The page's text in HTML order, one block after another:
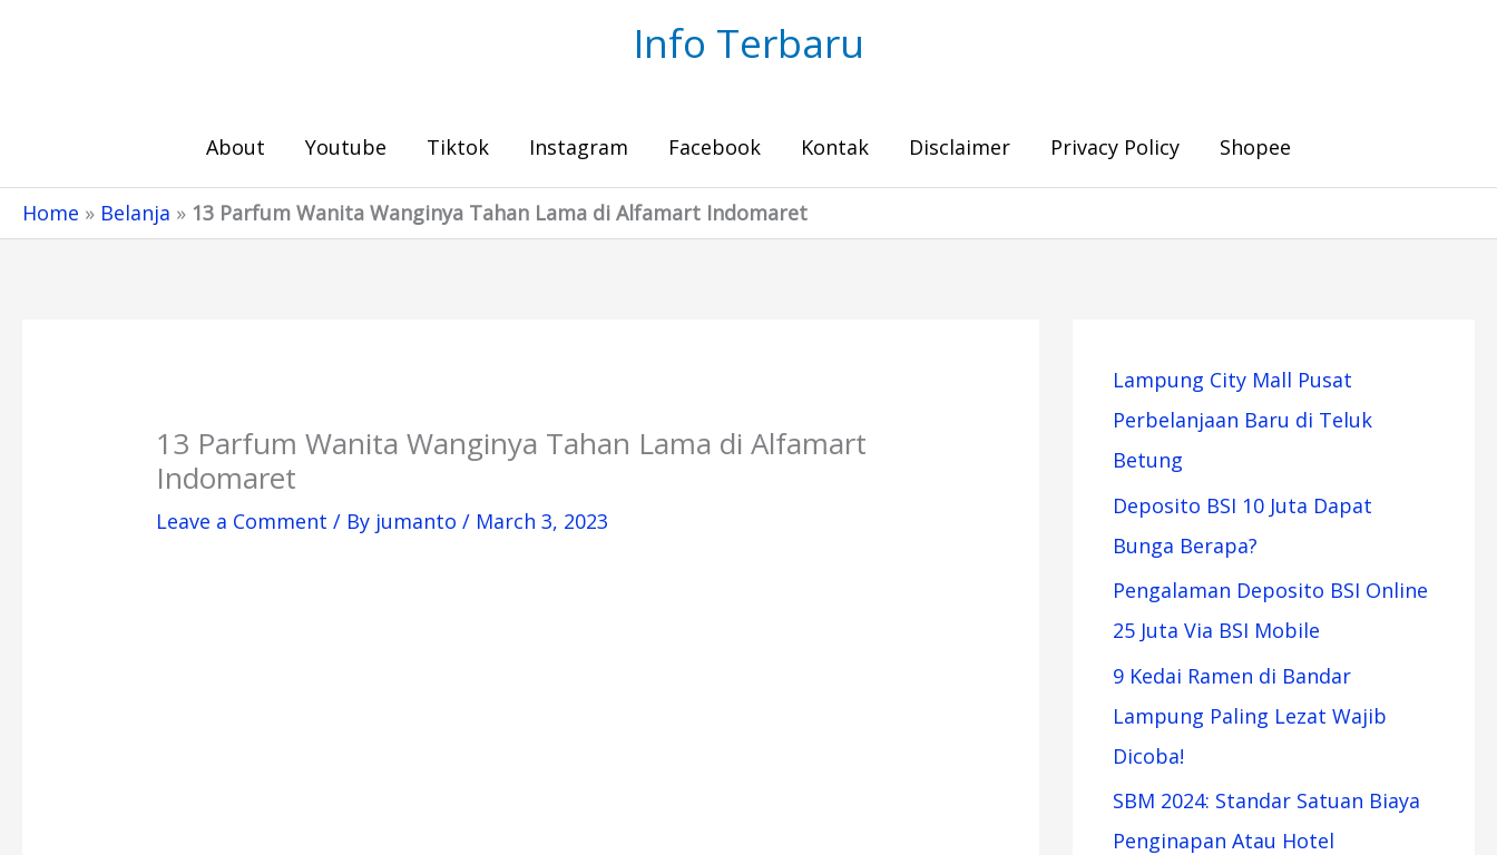
Info Terbaru
About Youtube Tiktok Instagram Facebook Kontak Disclaimer Privacy Policy Shopee
Home » Belanja » 13 Parfum Wanita Wanginya Tahan Lama di Alfamart Indomaret
13 Parfum Wanita Wanginya Tahan Lama di Alfamart
Indomaret
Leave a Comment / By jumanto/ March 3, 2023
Lampung City Mall Pusat
Perbelanjaan Baru di Teluk
Betung
Deposito BSI 10 Juta Dapat
Bunga Berapa?
Pengalaman Deposito BSI Online
25 Juta Via BSI Mobile
9 Kedai Ramen di Bandar
Lampung Paling Lezat Wajib
Dicoba!
SBM 2024: Standar Satuan Biaya
Penginapan Atau Hotel